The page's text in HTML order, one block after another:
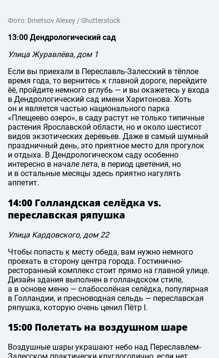
Фото: Dmetsov Alexey / Shutterstock
13:00 Дендрологический сад
Улица Журавлёва, дом 1
Если вы приехали в Переславль-Залесский в тёплое
время года, то вернитесь к главной дороге, перейдите
ёё, пройдите немного вглубь — и вы окажетесь у входа
в Дендрологический сад имени Харитонова. Хоть
он и является частью национального парка
«Плещеево озеро», в саду растут не только типичные
растения Ярославской области, но и около шестисот
видов экзотических деревьев. Даже в самый шумный
праздничный день, это приятное место для прогулок
и отдыха. В Дендрологическом саду особенно
интересно в начале лета, в период цветения, но
и в остальные месяцы здесь приятно нагулять
аппетит.
14:00 Голландская селёдка vs.
переславская ряпушка
Улица Кардовского, дом 22
Чтобы попасть к месту обеда, вам нужно немного
проехать в сторону центра города. Гостинично-
ресторанный комплекс стоит прямо на главной улице.
Дизайн здания выполнен в голландском стиле,
а в основе меню — слабосолёная селёдка, популярная
в Голландии, и пресноводная сельдь — переславская
ряпушка, которую очень ценил Пётр I.
15:00 Полетать на воздушном шаре
Воздушные шары украшают небо над Переславлем-